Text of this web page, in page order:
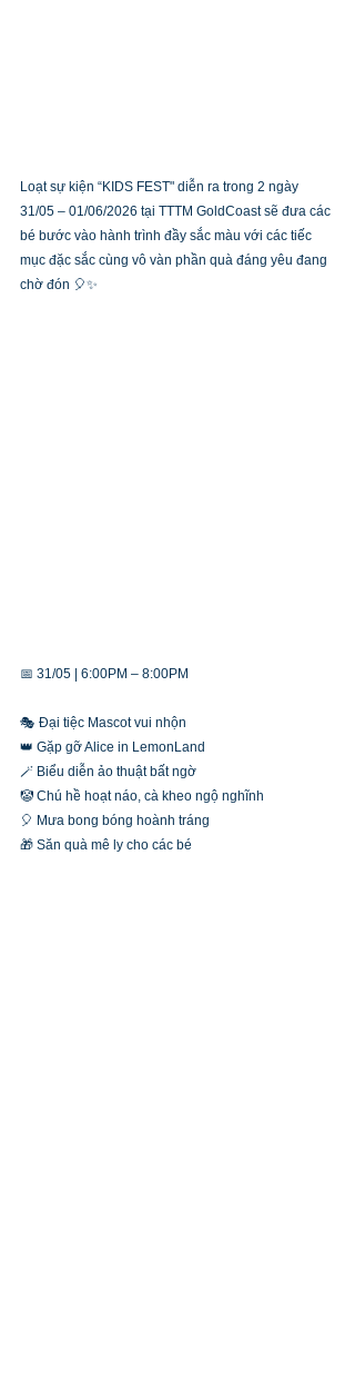
Loạt sự kiện “KIDS FEST" diễn ra trong 2 ngày
31/05 – 01/06/2026 tại TTTM GoldCoast sẽ đưa các
bé bước vào hành trình đầy sắc màu với các tiếc
mục đặc sắc cùng vô vàn phần quà đáng yêu đang
chờ đón 🎈✨
📅 31/05 | 6:00PM – 8:00PM
🎭 Đại tiệc Mascot vui nhộn
👑 Gặp gỡ Alice in LemonLand
🪄 Biểu diễn ảo thuật bất ngờ
🤡 Chú hề hoạt náo, cà kheo ngộ nghĩnh
🎈 Mưa bong bóng hoành tráng
🎁 Săn quà mê ly cho các bé